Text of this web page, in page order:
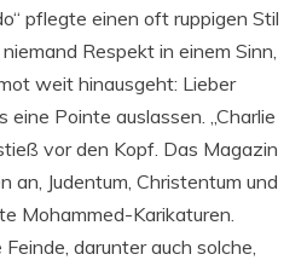
pflegte einen oft ruppigen Stil
Respekt in einem Sinn,
weit hinausgeht: Lieber
eine Pointe auslassen. „Charlie
vor den Kopf. Das Magazin
an, Judentum, Christentum und
Mohammed-Karikaturen.
darunter auch solche,